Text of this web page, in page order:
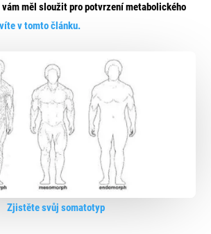
vám měl sloužit pro potvrzení metabolického
v tomto článku.
Zjistěte svůj somatotyp